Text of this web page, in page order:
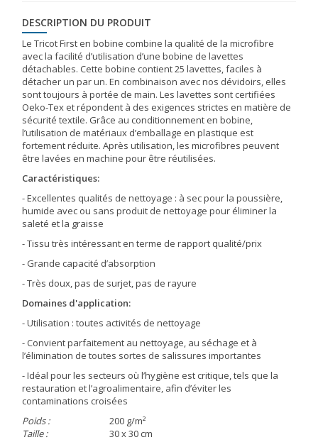
DESCRIPTION DU PRODUIT
Le Tricot First en bobine combine la qualité de la microfibre
avec la facilité d’utilisation d’une bobine de lavettes
détachables. Cette bobine contient 25 lavettes, faciles à
détacher un par un. En combinaison avec nos dévidoirs, elles
sont toujours à portée de main. Les lavettes sont certifiées
Oeko-Tex et répondent à des exigences strictes en matière de
sécurité textile. Grâce au conditionnement en bobine,
l’utilisation de matériaux d’emballage en plastique est
fortement réduite. Après utilisation, les microfibres peuvent
être lavées en machine pour être réutilisées.
Caractéristiques:
- Excellentes qualités de nettoyage : à sec pour la poussière,
humide avec ou sans produit de nettoyage pour éliminer la
saleté et la graisse
- Tissu très intéressant en terme de rapport qualité/prix
- Grande capacité d’absorption
- Très doux, pas de surjet, pas de rayure
Domaines d'application:
- Utilisation : toutes activités de nettoyage
- Convient parfaitement au nettoyage, au séchage et à
l’élimination de toutes sortes de salissures importantes
- Idéal pour les secteurs où l’hygiène est critique, tels que la
restauration et l’agroalimentaire, afin d’éviter les
contaminations croisées
Poids :
200 g/m²
Taille :
30 x 30 cm